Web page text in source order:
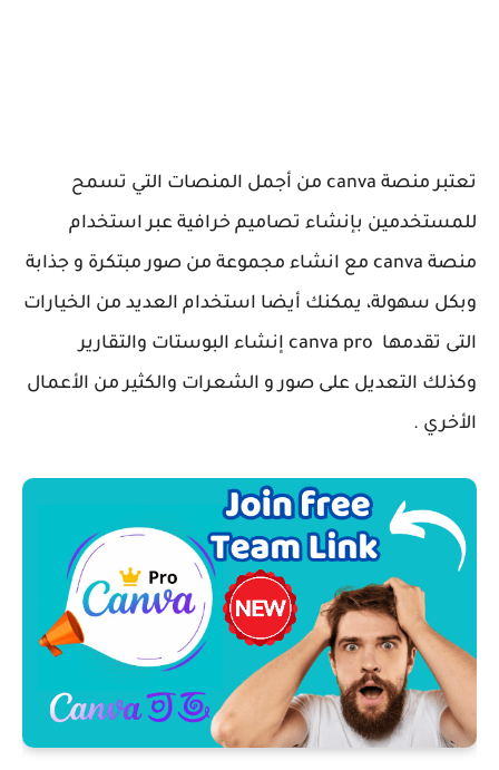
تعتبر منصة canva من أجمل المنصات التي تسمح
للمستخدمين بإنشاء تصاميم خرافية عبر استخدام
منصة canva مع انشاء مجموعة من صور مبتكرة و جذابة
وبكل سهولة، يمكنك أيضا استخدام العديد من الخيارات
التى تقدمها canva pro إنشاء البوستات والتقارير
وكذلك التعديل على صور و الشعرات والكثير من الأعمال
الأخري .